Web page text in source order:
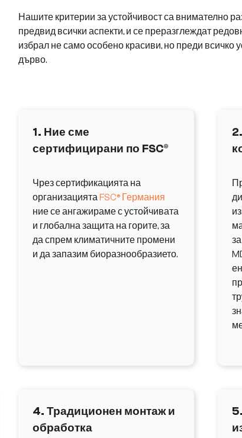
Нашите критерии за устойчивост са внимателно
предвид всички аспекти, и се преразглеждат
избрал не само особено красиви, но преди всичко
дърво.
4. Традиционен монтаж и
обработка
1. Ние сме
сертифицирани по FSC®
Чрез сертификацията на
организациятаFSC® Германия
ние се ангажираме с устойчивата
и глобална защита на горите, за
да спрем климатичните промени
и да запазим биоразнообразието.